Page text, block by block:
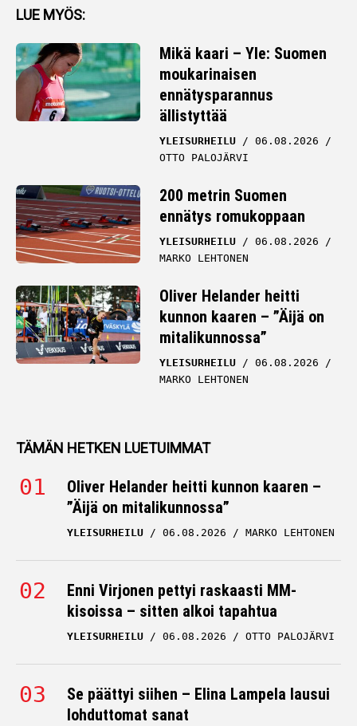
LUE MYÖS:
Mikä kaari – Yle: Suomen
moukarinaisen
ennätysparannus
ällistyttää
YLEISURHEILU
06.08.2026
OTTO PALOJÄRVI
200 metrin Suomen
ennätys romukoppaan
YLEISURHEILU
06.08.2026
MARKO LEHTONEN
Oliver Helander heitti
kunnon kaaren – ”Äijä on
mitalikunnossa”
YLEISURHEILU
06.08.2026
MARKO LEHTONEN
TÄMÄN HETKEN LUETUIMMAT
Oliver Helander heitti kunnon kaaren –
”Äijä on mitalikunnossa”
YLEISURHEILU 06.08.2026 MARKO LEHTONEN
Enni Virjonen pettyi raskaasti MM-
kisoissa – sitten alkoi tapahtua
YLEISURHEILU 06.08.2026 OTTO PALOJÄRVI
Se päättyi siihen – Elina Lampela lausui
lohduttomat sanat